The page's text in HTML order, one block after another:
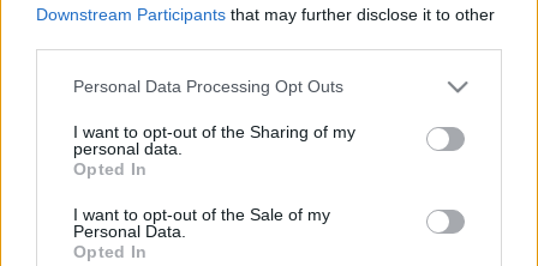
Downstream Participants that may further disclose it to other
Please note that this website/app uses one or more Google
not limited to your visit or usage behaviour. You may click to
grant or deny consent to Google and its third-party tags to
use your data for below specified purposes in below Google
consent section.
Personal Data Processing Opt Outs
I want to opt-out of the Sharing of my
personal data.
Opted In
I want to opt-out of the Sale of my
Personal Data.
Opted In
Helyi hírek
másodfokúra csökken a riasztás
Országos hírek